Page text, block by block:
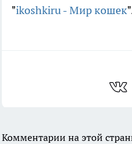
"ikoshkiru - Мир кошек
Комментарии на этой